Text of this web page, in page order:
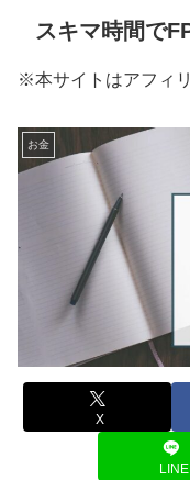
スキマ時間で
※本サイトはアフィ
お金
X
LINE